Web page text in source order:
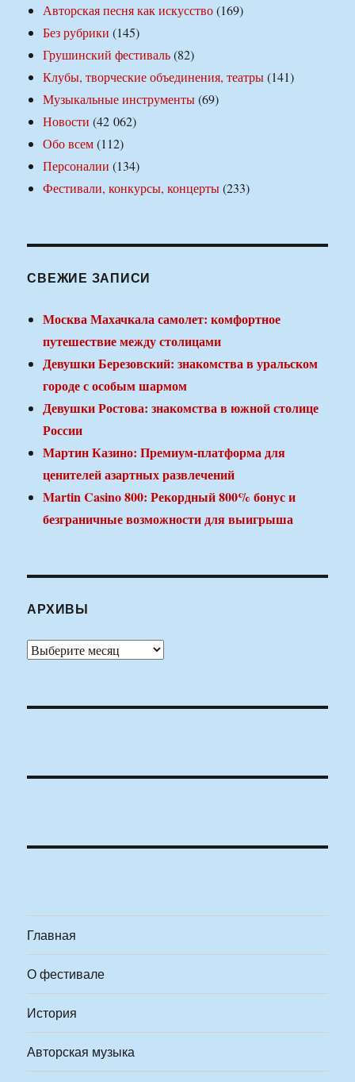
Авторская песня как искусство(169)
Без рубрики (145)
Грушинский фестиваль(82)
Клубы, творческие объединения, театры(141)
Музыкальные инструменты(69)
Новости (42 062)
Обо всем(112)
Персоналии (134)
Фестивали, конкурсы, концерты(233)
СВЕЖИЕ ЗАПИСИ
Москва Махачкала самолет: комфортное
путешествие между столицами
Девушки Березовский: знакомства в уральском
городе с особым шармом
Девушки Ростова: знакомства в южной столице
России
Мартин Казино: Премиум-платформа для
ценителей азартных развлечений
Martin Casino 800: Рекордный 800% бонус и
безграничные возможности для выигрыша
АРХИВЫ
Архивы
Главная
О фестивале
История
Авторская музыка